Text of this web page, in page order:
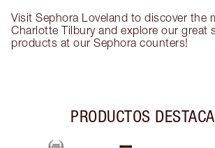
Visit Sephora Loveland to discover the
Charlotte Tilbury and explore our great
products at our Sephora counters!
PRODUCTOS